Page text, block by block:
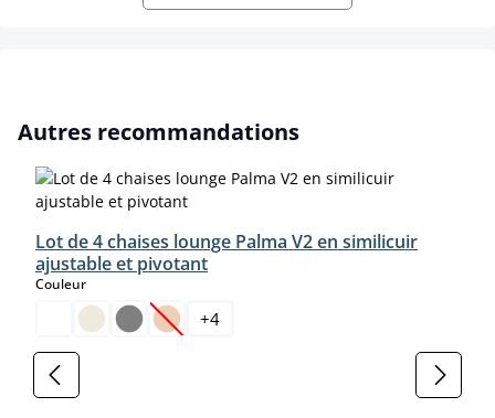
Ignorer la galerie de produits
Autres recommandations
Lot de 4 chaises lounge Palma V2 en similicuir
ajustable et pivotant
Couleurselect
(Cette option n'est pas disponible pour le
+4